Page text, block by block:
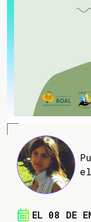
EL 08 DE